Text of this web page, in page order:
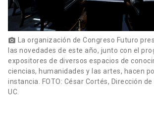
photo_camera La organización de Congreso Futuro
las novedades de este año, junto con el
expositores de diversos espacios de
ciencias, humanidades y las artes, hacen
instancia. FOTO: César Cortés, Dirección
UC.